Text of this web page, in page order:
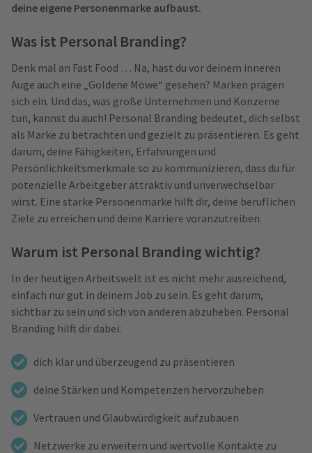
deine eigene Personenmarke aufbaust.
Was ist Personal Branding?
Denk mal an Fast Food … Na, hast du vor deinem inneren
Auge auch eine „Goldene Möwe“ gesehen? Marken prägen
sich ein. Und das, was große Unternehmen und Konzerne
tun, kannst du auch! Personal Branding bedeutet, dich selbst
als Marke zu betrachten und gezielt zu präsentieren. Es geht
darum, deine Fähigkeiten, Erfahrungen und
Persönlichkeitsmerkmale so zu kommunizieren, dass du für
potenzielle Arbeitgeber attraktiv und unverwechselbar
wirst. Eine starke Personenmarke hilft dir, deine beruflichen
Ziele zu erreichen und deine Karriere voranzutreiben.
Warum ist Personal Branding wichtig?
In der heutigen Arbeitswelt ist es nicht mehr ausreichend,
einfach nur gut in deinem Job zu sein. Es geht darum,
sichtbar zu sein und sich von anderen abzuheben. Personal
Branding hilft dir dabei:
dich klar und überzeugend zu präsentieren
deine Stärken und Kompetenzen hervorzuheben
Vertrauen und Glaubwürdigkeit aufzubauen
Netzwerke zu erweitern und wertvolle Kontakte zu